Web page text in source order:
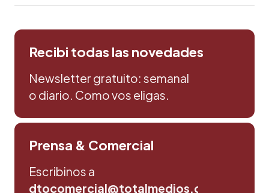
Recibi todas las novedades
Newsletter gratuito: semanal
o diario. Como vos eligas.
Prensa & Comercial
Escribinos a
dtocomercial@totalmedios.com